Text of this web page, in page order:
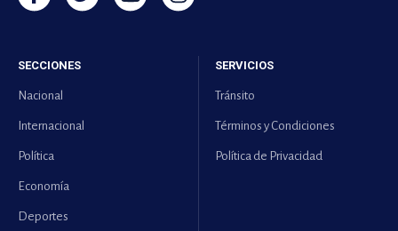
SECCIONES
Nacional
Internacional
Política
Economía
Deportes
SERVICIOS
Tránsito
Términos y Condiciones
Política de Privacidad